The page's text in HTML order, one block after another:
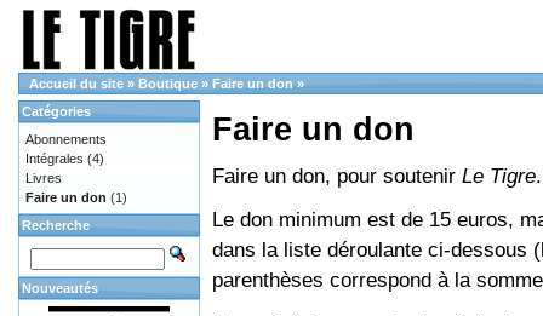
Accueil du site » Boutique » Faire un don »
Faire un don
Faire un don, pour soutenir Le Tigre.
Le don minimum est de 15 euros,
dans la liste déroulante ci-dessous
parenthèses correspond à la
Catégories
Abonnements
Intégrales (4)
Livres
Faire un don (1)
Recherche
Nouveautés